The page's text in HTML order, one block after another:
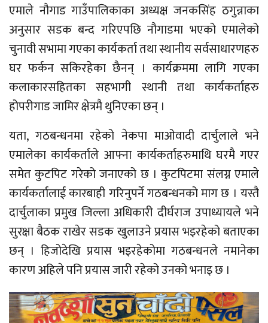
एमाले नौगाड गाउँपालिकाका अध्यक्ष जनकसिंह ठगुन्नाका
अनुसार सडक बन्द गरिएपछि नौगाडमा भएको एमालेको
चुनावी सभामा गएका कार्यकर्ता तथा स्थानीय सर्वसाधारणहरु
घर फर्कन सकिरहेका छैनन् । कार्यक्रममा लागि गएका
कलाकारसहितका सहभागी स्थानी तथा कार्यकर्ताहरु
होपरीगाड जामिर क्षेत्रमै थुनिएका छन् ।
यता, गठबन्धनमा रहेको नेकपा माओवादी दार्चुलाले भने
एमालेका कार्यकर्ताले आफ्ना कार्यकर्ताहरुमाथि घरमै गएर
समेत कुटपिट गरेको जनाएको छ । कुटपिटमा संलग्न एमाले
कार्यकर्तालाई कारबाही गरिनुपर्ने गठबन्धनको माग छ । यस्तै
दार्चुलाका प्रमुख जिल्ला अधिकारी दीर्घराज उपाध्यायले भने
सुरक्षा बैठक राखेर सडक खुलाउने प्रयास भइरहेको बताएका
छन् । हिजोदेखि प्रयास भइरहेकोमा गठबन्धनले नमानेका
कारण अहिले पनि प्रयास जारी रहेको उनको भनाइ छ ।